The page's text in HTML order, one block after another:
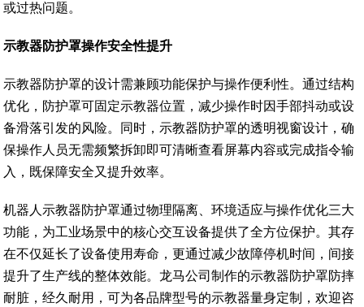
或过热问题。
示教器防护罩操作安全性提升
示教器防护罩的设计需兼顾功能保护与操作便利性。通过结构
优化，防护罩可固定示教器位置，减少操作时因手部抖动或设
备滑落引发的风险。同时，示教器防护罩的透明视窗设计，确
保操作人员无需频繁拆卸即可清晰查看屏幕内容或完成指令输
入，既保障安全又提升效率。
机器人示教器防护罩通过物理隔离、环境适应与操作优化三大
功能，为工业场景中的核心交互设备提供了全方位保护。其存
在不仅延长了设备使用寿命，更通过减少故障停机时间，间接
提升了生产线的整体效能。龙马公司制作的示教器防护罩防摔
耐脏，经久耐用，可为各品牌型号的示教器量身定制，欢迎咨